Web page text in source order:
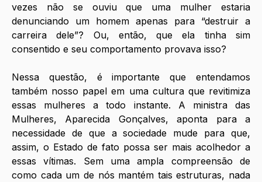
vezes não se ouviu que uma mulher estaria
denunciando um homem apenas para “destruir a
carreira dele”? Ou, então, que ela tinha sim
consentido e seu comportamento provava isso?
Nessa questão, é importante que entendamos
também nosso papel em uma cultura que revitimiza
essas mulheres a todo instante. A ministra das
Mulheres, Aparecida Gonçalves, aponta para a
necessidade de que a sociedade mude para que,
assim, o Estado de fato possa ser mais acolhedor a
essas vítimas. Sem uma ampla compreensão de
como cada um de nós mantém tais estruturas, nada